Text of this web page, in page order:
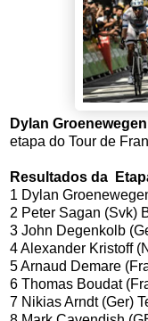
Dylan
etapa do Tour de
Resultados da
1 Dylan
2 Peter Sagan (Svk)
3 John Degenkolb
4Alexander Kristoff
5Arnaud Demare
6 Thomas Boudat
7 Nikias Arndt (Ger)